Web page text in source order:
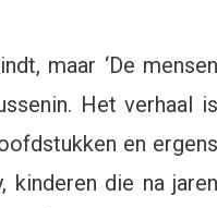
maar ‘De mensen
Het verhaal is
en ergens
kinderen die na jaren